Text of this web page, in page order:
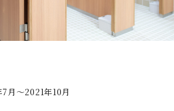
月～2021年10月